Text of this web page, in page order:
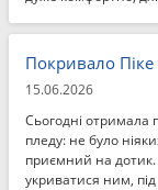
Покривало
15.06.2026
Сьогодні отримала
пледу: не було
приємний на дотик.
укриватися ним,